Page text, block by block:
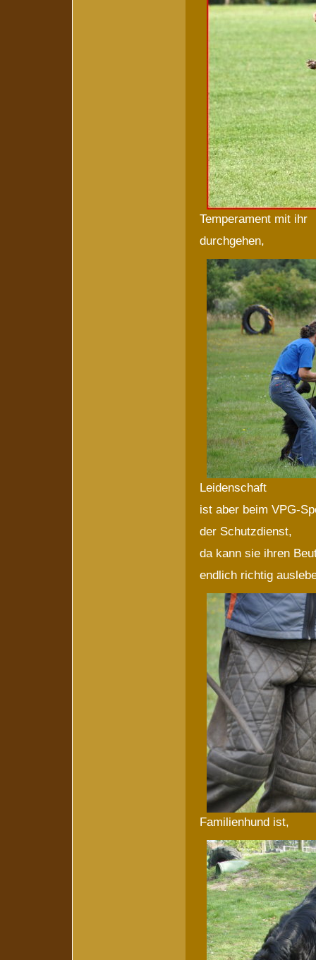
Temperament mit ihr
durchgehen,
Leidenschaft
ist aber beim VPG-
der Schutzdienst,
da kann sie ihren
endlich richtig
Familienhund ist,